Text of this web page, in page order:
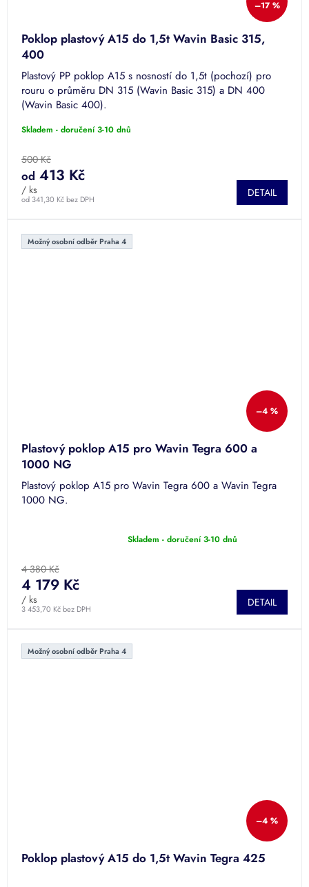
–17 %
Poklop plastový A15 do 1,5t Wavin Basic 315,
400
Plastový PP poklop A15 s nosností do 1,5t (pochozí) pro
rouru o průměru DN 315 (Wavin Basic 315) a DN 400
(Wavin Basic 400).
Skladem - doručení 3-10 dnů
500 Kč
od 341,30 Kč bez DPH
od 413 Kč
/ ks DETAIL
Možný osobní odběr Praha 4
–4 %
Plastový poklop A15 pro Wavin Tegra 600 a
1000 NG
Plastový poklop A15 pro Wavin Tegra 600 a Wavin Tegra
1000 NG.
produktu
je
5,0
z
Skladem - doručení 3-10 dnů
4 380 Kč
3 453,70 Kč bez DPH
4 179 Kč
/ ks DETAIL
Možný osobní odběr Praha 4
–4 %
Poklop plastový A15 do 1,5t Wavin Tegra 425